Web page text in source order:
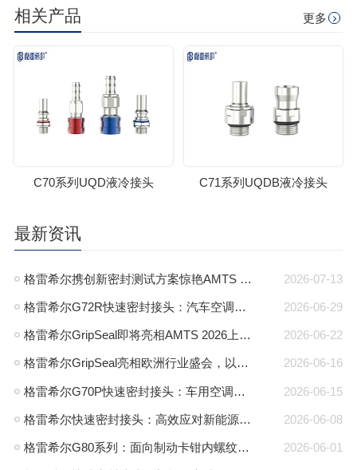
相关产品 更多
C70系列UQD液冷接头 C71系列UQDB液冷接头
最新资讯
2026-07-13
格雷希尔携创新密封测试方案惊艳AMTS 2026，圆满收官
2026-06-29
格雷希尔G72R快速密封接头：汽车空调异型管口测试方案
2026-06-22
格雷希尔GripSeal即将亮相AMTS 2026上海展，以密封技术赋能汽车制造
2026-06-16
格雷希尔GripSeal亮相欧洲行业盛会，以快速密封技术赋能欧洲新能源产业链
2026-06-15
格雷希尔G70P快速密封接头：车用空调气密测试的可靠选择
2026-06-08
格雷希尔快速密封接头：高效应对新能源电池包防爆阀测试难题
2026-06-01
格雷希尔G80系列：面向制动卡钳内螺纹的高压密封连接方案